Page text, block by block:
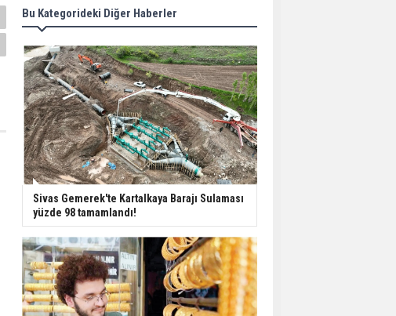
Meral Akşener ile
Müsavat Dervişoğlu
29 Mayıs okullar tatil mi?
Bilim kurgu
gerçekleşiyor...
Dondurulmuş insanları
Ünlü türkücü Mahmut
Tuncer estetik
operasyon geçirdi: Son
hali gündem oldu
Bu Kategorideki Diğer Haberler
Sivas Gemerek'te Kartalkaya Barajı Sulaması
yüzde 98 tamamlandı!